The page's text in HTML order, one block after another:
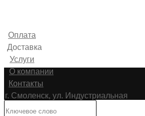
Оплата
Доставка
Услуги
О компании
Контакты
г. Смоленск, ул. Индустриальная